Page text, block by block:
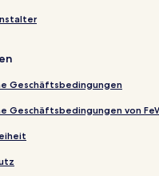
Geschäftsbedingungen
Geschäftsbedingungen von